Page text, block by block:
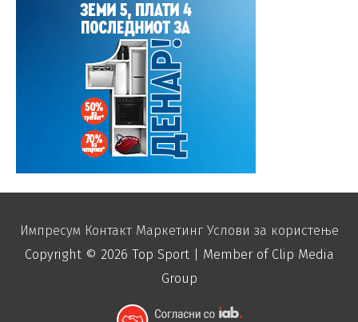
Импресум Контакт Маркетинг Услови за користење
Copyright © 2026 Top Sport| Member of Clip Media
Group